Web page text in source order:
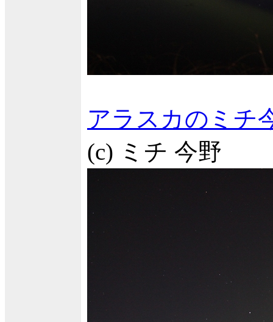
アラスカのミチ
(c) ミチ 今野